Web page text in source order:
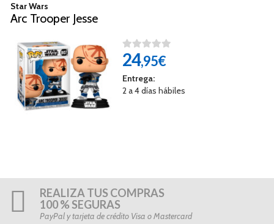
Star Wars
Arc Trooper Jesse
24,95€
Entrega:
2 a 4 días hábiles
REALIZA TUS COMPRAS
100 % SEGURAS
PayPal y tarjeta de crédito Visa o Mastercard